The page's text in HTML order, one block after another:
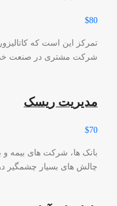
$80
تمرکز این است که
شرکت مشتری در صنعت
مدیریت ریسک
$70
بانک ها، شرکت های بیمه و
چالش های بسیار چشمگیر